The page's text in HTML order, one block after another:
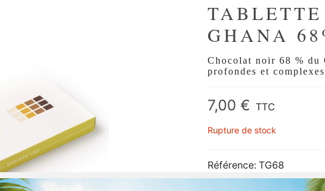
GHANA
Chocolat noir 68 % du
profondes et
7,00 € TTC
Rupture de stock
Référence: TG68